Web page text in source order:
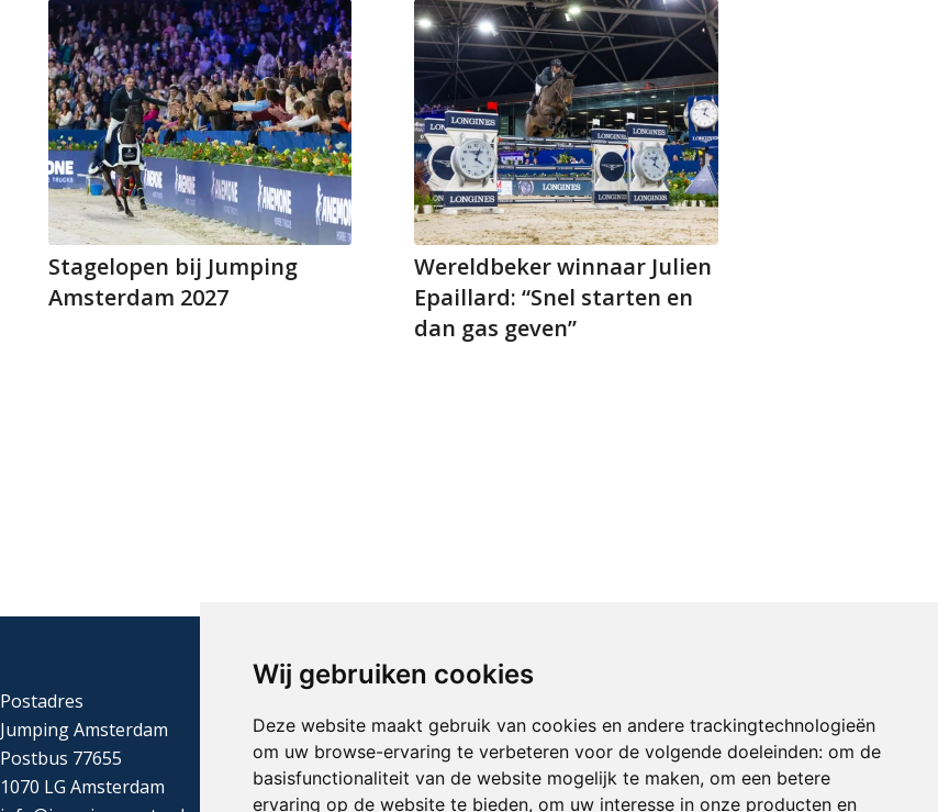
Wij gebruiken cookies
Deze website maakt gebruik van cookies en andere trackingtechnologieën
om uw browse-ervaring te verbeteren voor de volgende doeleinden: om de
basisfunctionaliteit van de website mogelijk te maken, om een betere
ervaring op de website te bieden, om uw interesse in onze producten en
Stagelopen bij Jumping
Amsterdam 2027
Wereldbeker winnaar Julien
Epaillard: “Snel starten en
dan gas geven”
Postadres
Jumping Amsterdam
Postbus 77655
1070 LG Amsterdam